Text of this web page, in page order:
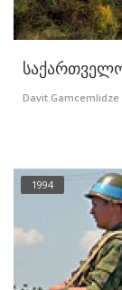
Davit.Gamcemlidze
1994